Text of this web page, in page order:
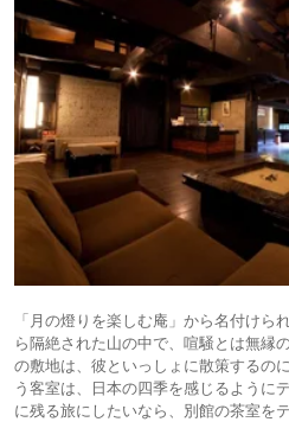
「月の燈りを楽しむ庵」から名付けら
ら隔絶された山の中で、喧騒とは無縁
の敷地は、彼といっしょに散策するの
う客室は、日本の四季を感じるように
に残る旅にしたいなら、別館の茶室を